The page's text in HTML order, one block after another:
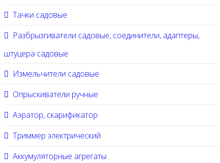
Тачки садовые
Разбрызгиватели садовые, соединители, адаптеры,
штуцера садовые
Измельчители садовые
Опрыскиватели ручные
Аэратор, скарификатор
Триммер электрический
Аккумуляторные агрегаты